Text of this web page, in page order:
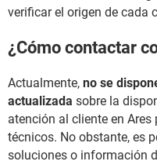
verificar el origen de cada
¿Cómo contactar
Actualmente, no se
actualizada sobre la
atención al cliente en
técnicos. No obstante, es
soluciones o información